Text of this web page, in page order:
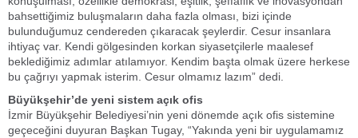
bahsettiğimiz buluşmaların daha fazla olması, bizi içinde
bulunduğumuz cendereden çıkaracak şeylerdir. Cesur insanlara
ihtiyaç var. Kendi gölgesinden korkan siyasetçilerle maalesef
beklediğimiz adımlar atılamıyor. Kendim başta olmak üzere herkese
bu çağrıyı yapmak isterim. Cesur olmamız lazım” dedi.
Büyükşehir’de yeni sistem açık ofis
İzmir Büyükşehir Belediyesi’nin yeni dönemde açık ofis sistemine
geçeceğini duyuran Başkan Tugay, “Yakında yeni bir uygulamamız